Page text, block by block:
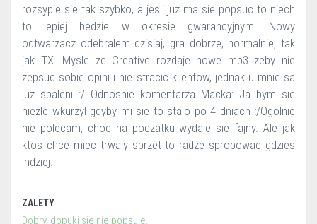
rozsypie sie tak szybko, a jesli juz ma sie popsuc to niech
to lepiej bedzie w okresie gwarancyjnym. Nowy
odtwarzacz odebralem dzisiaj, gra dobrze, normalnie, tak
jak TX. Mysle ze Creative rozdaje nowe mp3 zeby nie
zepsuc sobie opini i nie stracic klientow, jednak u mnie sa
juz spaleni :/ Odnosnie komentarza Macka: Ja bym sie
niezle wkurzyl gdyby mi sie to stalo po 4 dniach :/Ogolnie
nie polecam, choc na poczatku wydaje sie fajny. Ale jak
ktos chce miec trwaly sprzet to radze sprobowac gdzies
indziej.
ZALETY
Dobry, dopuki sie nie popsuje.